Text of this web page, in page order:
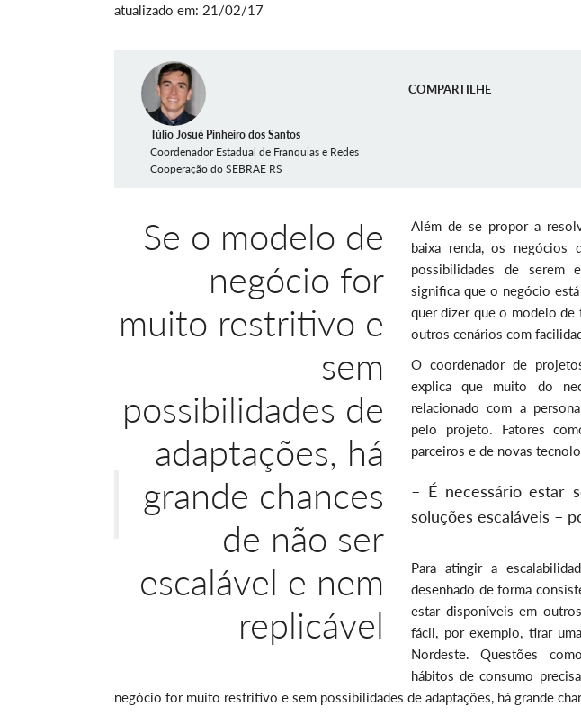
atualizado em: 21/02/17
Túlio Josué Pinheiro dos Santos
Coordenador Estadual de Franquias e Redes
Cooperação do SEBRAE RS
COMPARTILHE
Se o modelo de
negócio for
muito restritivo e
sem
possibilidades de
adaptações, há
grande chances
de não ser
escalável e nem
replicável
Além de se propor a
baixa renda, os negócios
possibilidades de serem
significa que o negócio está
quer dizer que o modelo de
outros cenários com
O coordenador de
explica que muito do
relacionado com a
pelo projeto. Fatores
parceiros e de novas
– É necessário estar
soluções escaláveis –
Para atingir a
desenhado de forma
estar disponíveis em
fácil, por exemplo, tirar
Nordeste. Questões
hábitos de consumo
negócio for muito restritivo e sem possibilidades de adaptações, há grande